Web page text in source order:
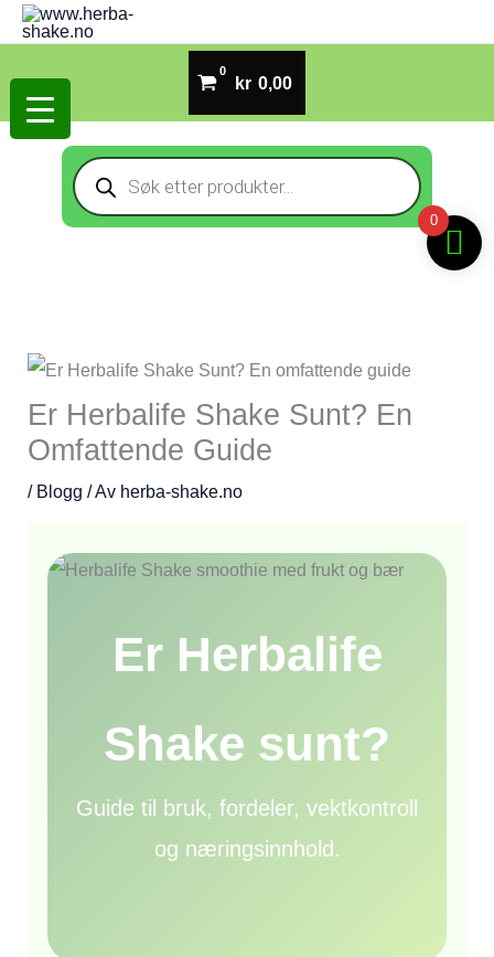
Hopp
rett
til
innholdet
kr 0,00
Products
search
Er Herbalife Shake Sunt? En
Omfattende Guide
/ Blogg / Av herba-shake.no
Er Herbalife
Shake sunt?
Guide til bruk, fordeler, vektkontroll
og næringsinnhold.
0